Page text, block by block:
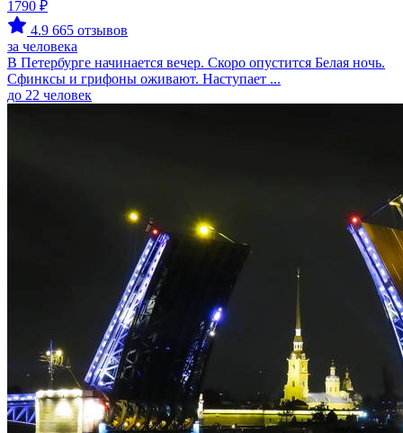
1790 ₽
4.9 665 отзывов
за человека
В Петербурге начинается вечер. Скоро опустится Белая ночь.
Сфинксы и грифоны оживают. Наступает ...
до 22 человек